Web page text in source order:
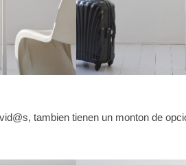
tambien tienen un monton de